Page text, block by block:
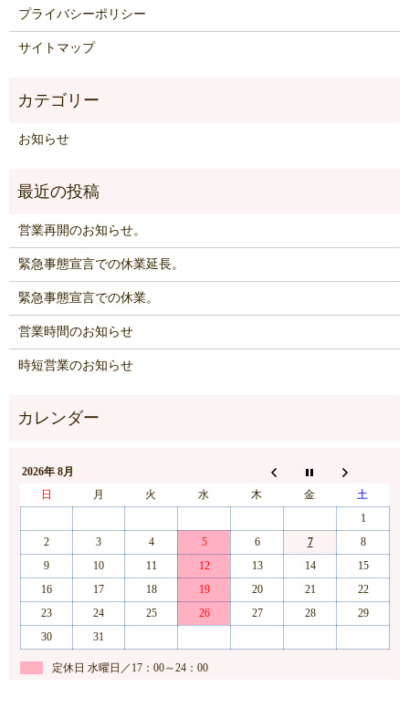
プライバシーポリシー
サイトマップ
お知らせ
営業再開のお知らせ。
緊急事態宣言での休業延長。
緊急事態宣言での休業。
営業時間のお知らせ
時短営業のお知らせ
2026年 8月
日
月 火 水 木 金
土
1
2
3 4 5 6 7
8
9
10 11 12 13 14
15
16
17 18 19 20 21
22
23
24 25 26 27 28
29
30
31
定休日 水曜日／17：00～24：00